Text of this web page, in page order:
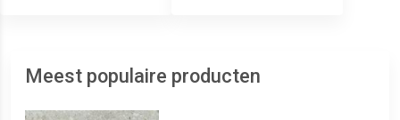
Meest populaire producten